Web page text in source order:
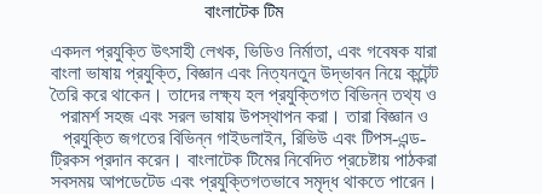
বাংলাটেক টিম
একদল প্রযুক্তি উৎসাহী লেখক, ভিডিও নির্মাতা, এবং গবেষক যারা
বাংলা ভাষায় প্রযুক্তি, বিজ্ঞান এবং নিত্যনতুন উদ্ভাবন নিয়ে কন্টেন্ট
তৈরি করে থাকেন। তাদের লক্ষ্য হল প্রযুক্তিগত বিভিন্ন তথ্য ও
পরামর্শ সহজ এবং সরল ভাষায় উপস্থাপন করা। তারা বিজ্ঞান ও
প্রযুক্তি জগতের বিভিন্ন গাইডলাইন, রিভিউ এবং টিপস-এন্ড-
ট্রিকস প্রদান করেন। বাংলাটেক টিমের নিবেদিত প্রচেষ্টায় পাঠকরা
সবসময় আপডেটেড এবং প্রযুক্তিগতভাবে সমৃদ্ধ থাকতে পারেন।